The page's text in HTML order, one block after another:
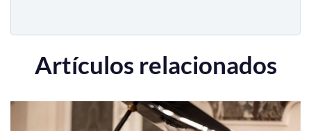
Artículos relacionados